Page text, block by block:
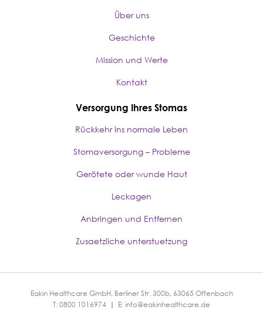
Über uns
Geschichte
Mission und Werte
Kontakt
Versorgung Ihres Stomas
Rückkehr ins normale Leben
Stomaversorgung – Probleme
Gerötete oder wunde Haut
Leckagen
Anbringen und Entfernen
Zusaetzliche unterstuetzung
Eakin Healthcare GmbH, Berliner Str. 300b, 63065 Offenbach
T: 0800 1016974 | E: info@eakinhealthcare.de